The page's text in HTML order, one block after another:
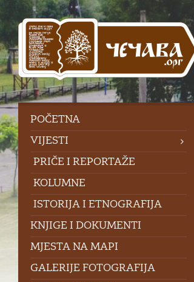
Skip
content
Skip
left
sidebar
Skip
footer
POČETNA
VIJESTI
PRIČE I REPORTAŽE
KOLUMNE
ISTORIJA I ETNOGRAFIJA
KNJIGE I DOKUMENTI
MJESTA NA MAPI
GALERIJE FOTOGRAFIJA